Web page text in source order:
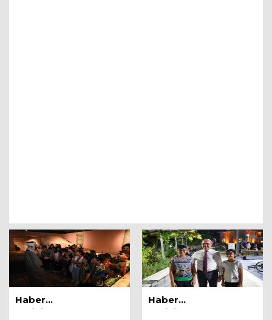
Op .Dr. Nurten Yavuz
ZEHİRDEN GELEN GÜZELLİK;
DÜNDEN BUGÜNE BOTOKS
1 Mayıs 2024
Ramazan Çınar
Haber
Tarihi:07.08.2026
Haber
Tarihi:07.08.2026